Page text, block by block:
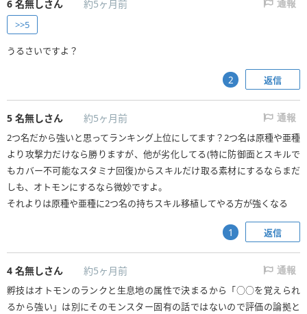
6 名無しさん 約5ヶ月前 通報
>>5
うるさいですよ？
返信
2
5 名無しさん 約5ヶ月前 通報
2つ名だから強いと思ってランキング上位にしてます？2つ名は原種や亜種
より攻撃力だけなら勝りますが、他が劣化してる(特に防御面とスキルで
もカバー不可能なスタミナ回復)からスキルだけ取る素材にするならまだ
しも、オトモンにするなら微妙ですよ。
それよりは原種や亜種に2つ名の持ちスキル移植してやる方が強くなる
返信
1
4 名無しさん 約5ヶ月前 通報
孵技はオトモンのランクと生息地の属性で決まるから「○○を覚えられ
るから強い」は別にそのモンスター固有の話ではないので評価の論拠と